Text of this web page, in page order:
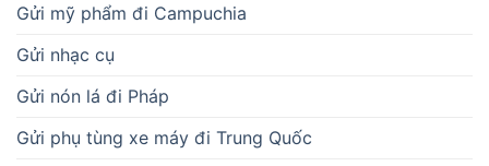
Gửi mỹ phẩm đi Campuchia
Gửi nhạc cụ
Gửi nón lá đi Pháp
Gửi phụ tùng xe máy đi Trung Quốc